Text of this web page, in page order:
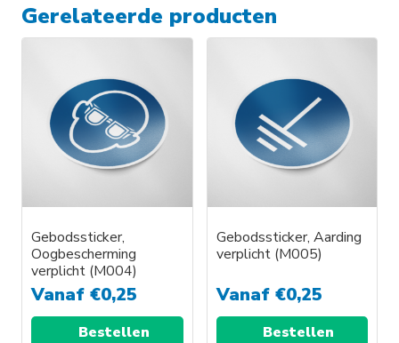
Gerelateerde producten
Gebodssticker,
Oogbescherming
verplicht (M004)
Vanaf €0,25
Bestellen
Gebodssticker, Aarding
verplicht (M005)
Vanaf €0,25
Bestellen